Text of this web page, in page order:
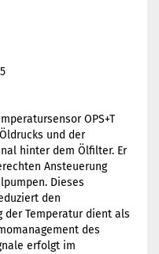
OPS+T
und der
hinter dem Ölfilter. Er
Ansteuerung
Dieses
den
der Temperatur dient als
des
erfolgt im